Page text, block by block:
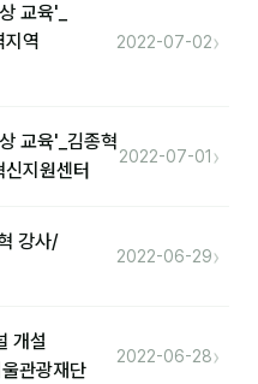
교육'_
역
2022-07-02›
교육'_김종혁
지원센터
2022-07-01 ›
강사/
2022-06-29›
개설
관광재단
2022-06-28›